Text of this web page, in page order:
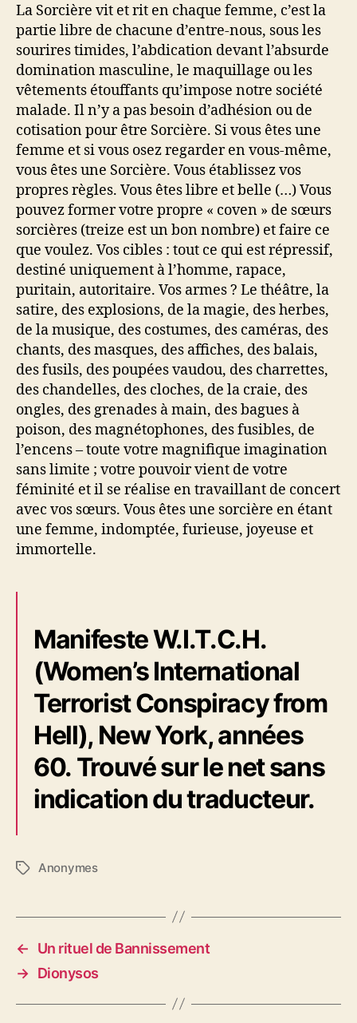
La Sorcière vit et rit en chaque femme, c’est la
partie libre de chacune d’entre-nous, sous les
sourires timides, l’abdication devant l’absurde
domination masculine, le maquillage ou les
vêtements étouffants qu’impose notre société
malade. Il n’y a pas besoin d’adhésion ou de
cotisation pour être Sorcière. Si vous êtes une
femme et si vous osez regarder en vous-même,
vous êtes une Sorcière. Vous établissez vos
propres règles. Vous êtes libre et belle (…) Vous
pouvez former votre propre « coven » de sœurs
sorcières (treize est un bon nombre) et faire ce
que voulez. Vos cibles : tout ce qui est répressif,
destiné uniquement à l’homme, rapace,
puritain, autoritaire. Vos armes ? Le théâtre, la
satire, des explosions, de la magie, des herbes,
de la musique, des costumes, des caméras, des
chants, des masques, des affiches, des balais,
des fusils, des poupées vaudou, des charrettes,
des chandelles, des cloches, de la craie, des
ongles, des grenades à main, des bagues à
poison, des magnétophones, des fusibles, de
l’encens – toute votre magnifique imagination
sans limite ; votre pouvoir vient de votre
féminité et il se réalise en travaillant de concert
avec vos sœurs. Vous êtes une sorcière en étant
une femme, indomptée, furieuse, joyeuse et
immortelle.
Manifeste W.I.T.C.H.
(Women’s International
Terrorist Conspiracy from
Hell), New York, années
60. Trouvé sur le net sans
indication du traducteur.
É
q
e
t
e
Anonymes
←
Un rituel de Bannissement
→ Dionysos